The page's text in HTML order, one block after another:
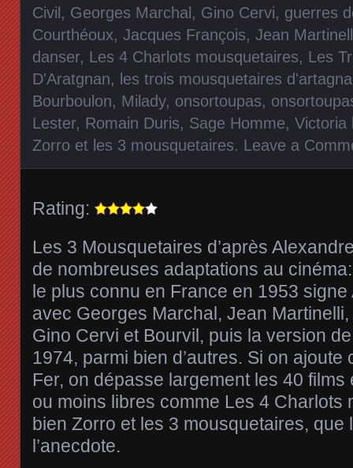
Civil, Georges Marchal, Gino Cervi, guerres
Courthéoux, Jacques François, Jean
danser, Les 4 Charlots mousquetaires, Les
D'Aratgnan, les trois mousquetaires
Bourboulon, Milady, onsortoupas,
Lester, Romain Duris, Sage Homme, Victoria
Zorro et les 3 mousquetaires. Leave a
Rating:
Les 3 Mousquetaires d’après
de nombreuses adaptations au
le plus connu en France en 1953
avec Georges Marchal, Jean
Gino Cervi et Bourvil, puis la version
1974, parmi bien d’autres. Si on
Fer, on dépasse largement les 40 films
ou moins libres comme Les 4 Charlots
bien Zorro et les 3 mousquetaires, que
l’anecdote.